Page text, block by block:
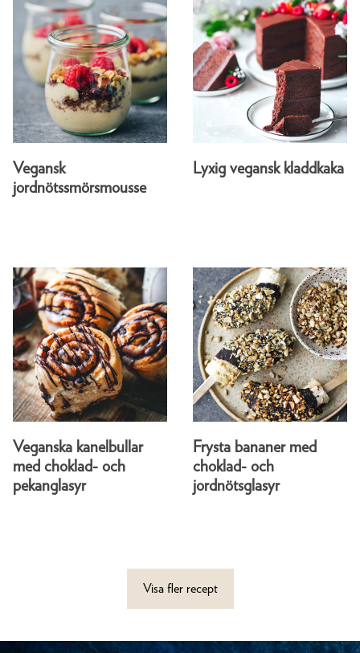
Vegansk
jordnötssmörsmousse
Lyxig vegansk kladdkaka
Veganska kanelbullar
med choklad- och
pekanglasyr
Frysta bananer med
choklad- och
jordnötsglasyr
Visa fler recept